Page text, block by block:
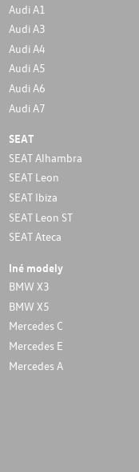
Audi A1
Audi A3
Audi A4
Audi A5
Audi A6
Audi A7
SEAT
SEAT Alhambra
SEAT Leon
SEAT Ibiza
SEAT Leon ST
SEAT Ateca
Iné modely
BMW X3
BMW X5
Mercedes C
Mercedes E
Mercedes A